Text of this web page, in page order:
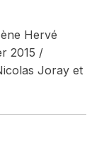
Hervé
2015 /
Joray et